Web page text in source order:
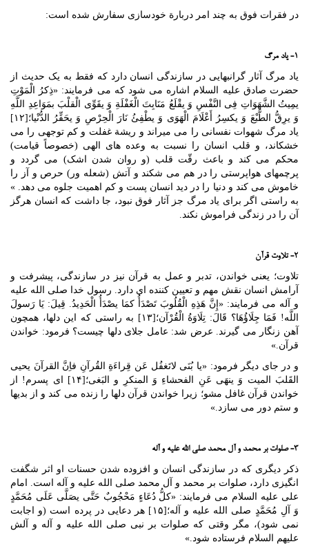
در فقرات فوق به چند امر دربارة خودسازی سفارش شده است:
۱- یاد مرگ
یاد مرگ آثار گرانبهایی در سازندگی انسان دارد که فقط به یک حدیث از
حضرت صادق علیه السلام اشاره می شود که می فرمایند: «ذِکرُ الْمَوْتِ
یمِیتُ الشَّهَوَاتِ فِی النَّفْسِ وَ یقْلَعُ مَنَابِتَ الْغَفْلَةِ وَ یقَوِّی الْقلْبَ بمَوَاعِدِ اللَّهِ
وَ یرِقُّ الطَّبْعَ وَ یکسِرُ أَعْلَامَ الْهَوَی وَ یطْفِئُ نَارَ الْحِرْصِ وَ یحَقِّرُ الدُّنْیا؛[۱۲]
یاد مرگ شهوات نفسانی را می میراند و ریشة غفلت و کم توجهی را می
خشکاند، و قلب انسان را نسبت به وعده های الهی (خصوصاً قیامت)
محکم می کند و باعث رقّت قلب (و روان شدن اشک) می گردد و
پرچمهای هواپرستی را در هم می شکند و آتش (شعله ور) حرص و آز را
خاموش می کند و دنیا را در دید انسان پست و کم اهمیت جلوه می دهد. »
به راستی اگر برای یاد مرگ جز آثار فوق نبود، جا داشت که انسان هرگز
آن را در زندگی فراموش نکند.
۲- تلاوت قرآن
تلاوت؛ یعنی خواندن، تدبر و عمل به قرآن نیز در سازندگی، پیشرفت و
آرامش انسان نقش مهم و تعیین کننده ای دارد. رسول خدا صلی الله علیه
و آله می فرمایند: «إِنَّ هَذِهِ الْقُلُوبَ تَصْدَأُ کمَا یصْدَأُ الْحَدِیدُ. قِیلَ: یَا رَسولَ
اللَّه! فَمَا جِلَاؤُهَا؟ قَالَ: تِلَاوَةُ الْقُرْآن؛[۱۳] به راستی که این دلها، همچون
آهن زنگار می گیرند. عرض شد: عامل جلای دلها چیست؟ فرمود: خواندن
قرآن.»
و در جای دیگر فرمود: «یا بُنَی لاتَغفُل عَن قِراءَةِ القُرآنِ فاِنَّ القرآنَ یحیی
القَلبَ المیت وَ ینهَی عَنِ الفحشاءِ وَ المنکرِ و البَغی؛[۱۴] ای پسرم! از
خواندن قرآن غافل مشو؛ زیرا خواندن قرآن دلها را زنده می کند و از بدیها
و ستم دور می سازد.»
۳- صلوات بر محمد و آل محمد صلی الله علیه و آله
ذکر دیگری که در سازندگی انسان و افزوده شدن حسنات او اثر شگفت
انگیزی دارد، صلوات بر محمد و آل محمد صلی الله علیه و آله است. امام
علی علیه السلام می فرمایند: «کلُّ دُعَاءٍ مَحْجُوبٌ حَتَّی یصَلَّی عَلَی مُحَمَّدٍ
وَ آلِ مُحَمَّدٍ صلی الله علیه و آله؛[۱۵] هر دعایی در پرده است (و اجابت
نمی شود)، مگر وقتی که صلوات بر نبی صلی الله علیه و آله و آلش
علیهم السلام فرستاده شود.»